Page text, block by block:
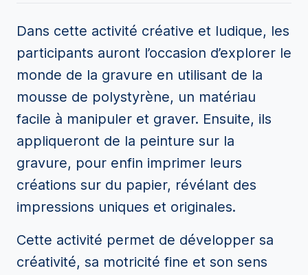
Dans cette activité créative et ludique, les
participants auront l’occasion d’explorer le
monde de la gravure en utilisant de la
mousse de polystyrène, un matériau
facile à manipuler et graver. Ensuite, ils
appliqueront de la peinture sur la
gravure, pour enfin imprimer leurs
créations sur du papier, révélant des
impressions uniques et originales.
Cette activité permet de développer sa
créativité, sa motricité fine et son sens